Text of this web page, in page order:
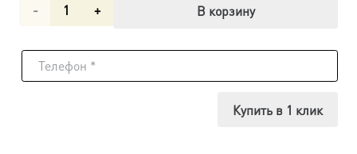
Количество
Благовещение
В корзину
Купить в 1 клик